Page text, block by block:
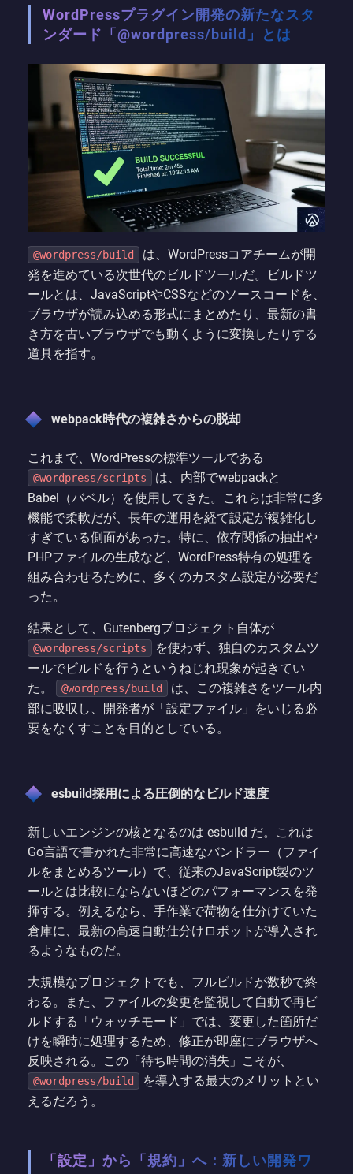
WordPressプラグイン開発の新たなスタ
ンダード「@wordpress/build」とは
@wordpress/build
は、WordPressコアチームが開
発を進めている次世代のビルドツールだ。ビルドツ
ールとは、JavaScriptやCSSなどのソースコードを、
ブラウザが読み込める形式にまとめたり、最新の書
き方を古いブラウザでも動くように変換したりする
道具を指す。
webpack時代の複雑さからの脱却
これまで、WordPressの標準ツールである
@wordpress/scripts
は、内部でwebpackと
Babel（バベル）を使用してきた。これらは非常に多
機能で柔軟だが、長年の運用を経て設定が複雑化し
すぎている側面があった。特に、依存関係の抽出や
PHPファイルの生成など、WordPress特有の処理を
組み合わせるために、多くのカスタム設定が必要だ
った。
結果として、Gutenbergプロジェクト自体が
@wordpress/scripts
を使わず、独自のカスタムツ
ールでビルドを行うというねじれ現象が起きてい
た。
@wordpress/build
は、この複雑さをツール内
部に吸収し、開発者が「設定ファイル」をいじる必
要をなくすことを目的としている。
esbuild採用による圧倒的なビルド速度
新しいエンジンの核となるのは esbuild だ。これは
Go言語で書かれた非常に高速なバンドラー（ファイ
ルをまとめるツール）で、従来のJavaScript製のツ
ールとは比較にならないほどのパフォーマンスを発
揮する。例えるなら、手作業で荷物を仕分けていた
倉庫に、最新の高速自動仕分けロボットが導入され
るようなものだ。
大規模なプロジェクトでも、フルビルドが数秒で終
わる。また、ファイルの変更を監視して自動で再ビ
ルドする「ウォッチモード」では、変更した箇所だ
けを瞬時に処理するため、修正が即座にブラウザへ
反映される。この「待ち時間の消失」こそが、
@wordpress/build
を導入する最大のメリットとい
えるだろう。
「設定」から「規約」へ：新しい開発ワ